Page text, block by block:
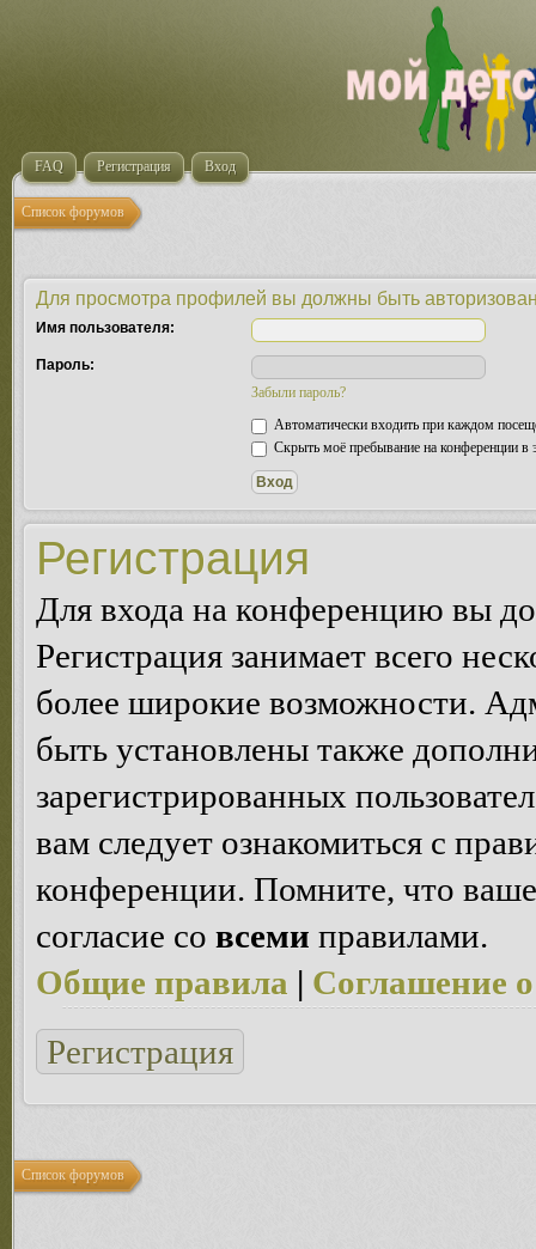
FAQ Регистрация Вход
Список форумов
Для просмотра профилей вы должны быть
Имя пользователя:
Пароль:
Забыли пароль?
Автоматически входить при каждом
Скрыть моё пребывание на конференции в
Регистрация
Для входа на конференцию вы
Регистрация занимает всего
более широкие возможности.
быть установлены также
зарегистрированных
вам следует ознакомиться с
конференции. Помните, что
согласие со всеми правилами.
Общие правила | Соглашение
Регистрация
Список форумов